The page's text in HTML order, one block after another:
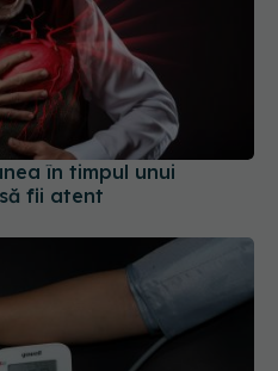
în timpul unui
fii atent